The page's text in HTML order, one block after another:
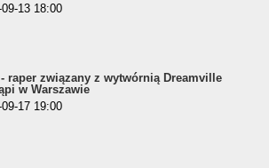
13 18:00
- raper związany z wytwórnią Dreamville
w Warszawie
17 19:00